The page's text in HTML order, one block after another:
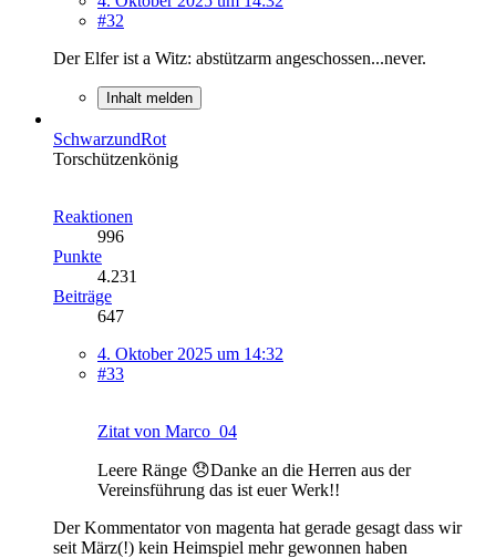
#32
Der Elfer ist a Witz: abstützarm angeschossen...never.
Inhalt melden
SchwarzundRot
Torschützenkönig
Reaktionen
996
Punkte
4.231
Beiträge
647
4. Oktober 2025 um 14:32
#33
Zitat von Marco_04
Leere Ränge 😞Danke an die Herren aus der
Vereinsführung das ist euer Werk!!
Der Kommentator von magenta hat gerade gesagt dass wir
seit März(!) kein Heimspiel mehr gewonnen haben